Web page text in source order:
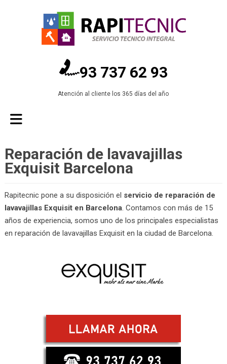
93 737 62 93
Atención al cliente los 365 días del año
Reparación de lavavajillas
Exquisit Barcelona
Rapitecnic pone a su disposición el servicio de reparación de
lavavajillas Exquisit en Barcelona. Contamos con más de 15
años de experiencia, somos uno de los principales especialistas
en reparación de lavavajillas Exquisit en la ciudad de Barcelona.